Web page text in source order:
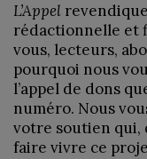
L’Appel
rédactionnelle et
vous, lecteurs,
pourquoi nous
l’appel de dons
numéro. Nous
votre soutien qui,
faire vivre ce